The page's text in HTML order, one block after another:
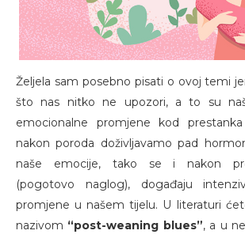
Željela sam posebno pisati o ovoj temi
što nas nitko ne upozori, a to su
emocionalne promjene kod
nakon poroda doživljavamo pad
naše emocije, tako se i nakon
(pogotovo naglog), događaju
promjene u našem tijelu. U literaturi
nazivom “post-weaning blues”, a u